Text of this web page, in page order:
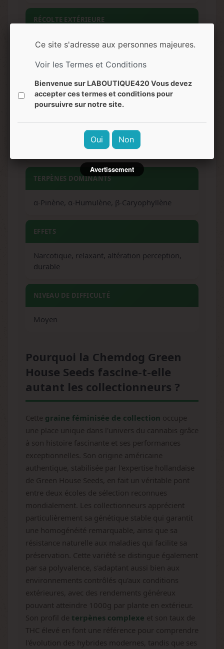
RÉCOLTE EXTÉRIEURE
Début octobre
Diesel, pin, citrique, terreux, carburant
SAVEURS
Diesel, citron, épicé, terreux, chimique
TERPÈNES DOMINANTS
α-Pinène, α-Humulène, β-Caryophyllène
EFFETS
Narcotique, relaxant, altération perception,
durable
NIVEAU DE DIFFICULTÉ
Moyen
Pourquoi la Chemdog Green
House Seeds fascine-t-elle
autant les collectionneurs ?
Cette graine féminisée de collection occupe
une place unique dans l'univers du cannabis grâce
à son histoire fascinante et ses performances
exceptionnelles. Son origine américaine
authentique, stabilisée par l'expertise hollandaise
de Green House Seeds, en fait un véritable pont
entre deux écoles de sélection reconnues
mondialement. Les collectionneurs apprécient
particulièrement sa génétique stable qui garantit
une homogénéité remarquable, ainsi que sa
résistance naturelle aux maladies qui facilite sa
préservation. Cette variété se distingue également
par sa polyvalence, s'adaptant aussi bien aux
environnements contrôlés qu'aux conditions
extérieures, avec des rendements généreux
pouvant atteindre 1000g par plante en extérieur.
Son profil de terpènes complexe et son taux de
THC élevé en font une référence pour comprendre
l'évolution des hybrides modernes, tandis que ses
Ce site s'adresse aux personnes majeures.
Voir les Termes et Conditions
Bienvenue sur LABOUTIQUE420 Vous devez
accepter ces termes et conditions pour
poursuivre sur notre site.
Oui Non
Avertissement